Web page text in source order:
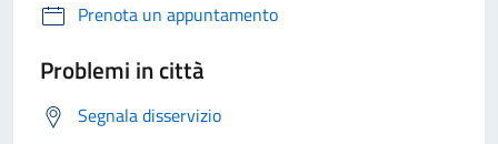
Prenota un appuntamento
Problemi in città
Segnala disservizio